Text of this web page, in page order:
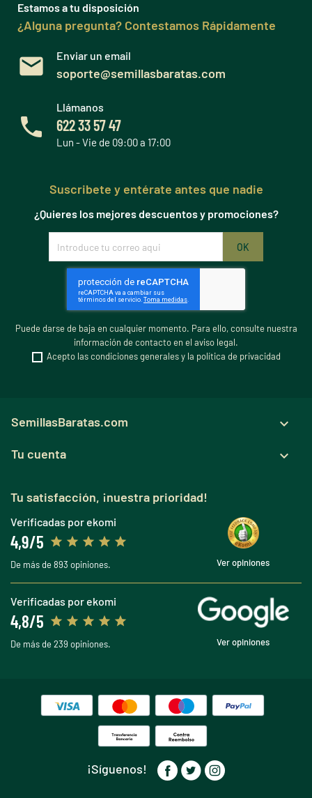
Estamos a tu disposición
¿Alguna pregunta? Contestamos Rápidamente
Enviar un email
soporte@semillasbaratas.com
Llámanos
622 33 57 47
Lun - Vie de 09:00 a 17:00
Suscribete y entérate antes que nadie
¿Quieres los mejores descuentos y promociones?
Puede darse de baja en cualquier momento. Para ello, consulte nuestra
información de contacto en el aviso legal.
Acepto las condiciones generales y la política de privacidad
SemillasBaratas.com 
Tu cuenta 
Tu satisfacción, ¡nuestra prioridad!
Verificadas por ekomi
4,9/5
De más de 893 opiniones. Ver opiniones
Verificadas por ekomi
4,8/5
De más de 239 opiniones. Ver opiniones
¡Síguenos!